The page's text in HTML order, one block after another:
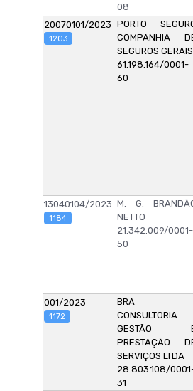
08
20070101/2023
1203
PORTO
COMPANHIA
SEGUROS GERAIS
61.198.164/0001-
60
13040104/2023
1184
M. G.
NETTO
21.342.009/0001-
50
001/2023
1172
BRA
CONSULTORIA
GESTÃO
PRESTAÇÃO
SERVIÇOS LTDA
28.803.108/
31